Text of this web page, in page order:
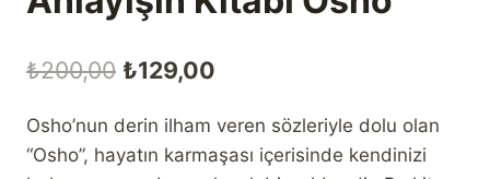
₺200,00 Orijinal
₺200,00.
₺129,00
fiyat:
Osho’nun derin ilham veren sözleriyle dolu olan
“Osho”, hayatın karmaşası içerisinde kendinizi